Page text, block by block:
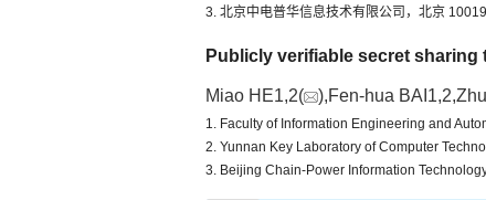
3. 北京中电普华信息技术有限公司，北京
Publicly verifiable secret
Miao HE1,2( ),Fen-hua
1. Faculty of Information Engineering and
2. Yunnan Key Laboratory of Computer
3. Beijing Chain-Power Information